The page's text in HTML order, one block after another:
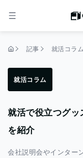
メニュー
記事 就活コラム
就活コラム
就活で役立つグ
を紹介
会社説明会やインター